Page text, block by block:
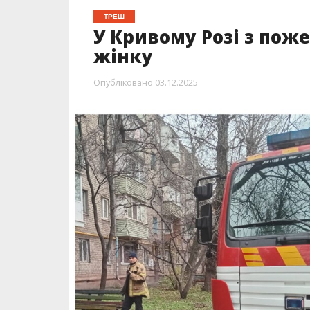
ТРЕШ
У Кривому Розі з
жінку
Опубліковано 03.12.2025